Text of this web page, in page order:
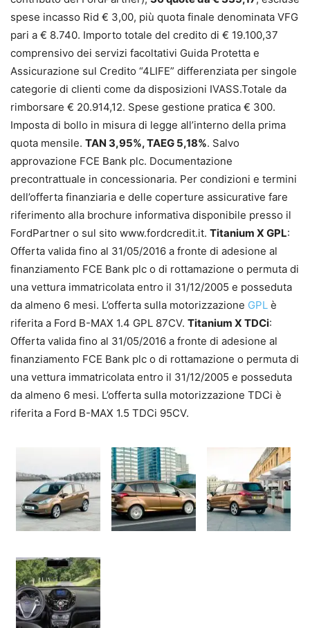
spese incasso Rid € 3,00, più quota finale denominata VFG
pari a € 8.740. Importo totale del credito di € 19.100,37
comprensivo dei servizi facoltativi Guida Protetta e
Assicurazione sul Credito “4LIFE” differenziata per singole
categorie di clienti come da disposizioni IVASS.Totale da
rimborsare € 20.914,12. Spese gestione pratica € 300.
Imposta di bollo in misura di legge all’interno della prima
quota mensile. TAN 3,95%, TAEG 5,18%. Salvo
approvazione FCE Bank plc. Documentazione
precontrattuale in concessionaria. Per condizioni e termini
dell’offerta finanziaria e delle coperture assicurative fare
riferimento alla brochure informativa disponibile presso il
FordPartner o sul sito www.fordcredit.it. Titanium X GPL:
Offerta valida fino al 31/05/2016 a fronte di adesione al
finanziamento FCE Bank plc o di rottamazione o permuta di
una vettura immatricolata entro il 31/12/2005 e posseduta
da almeno 6 mesi. L’offerta sulla motorizzazione GPL è
riferita a Ford B-MAX 1.4 GPL 87CV. Titanium X TDCi:
Offerta valida fino al 31/05/2016 a fronte di adesione al
finanziamento FCE Bank plc o di rottamazione o permuta di
una vettura immatricolata entro il 31/12/2005 e posseduta
da almeno 6 mesi. L’offerta sulla motorizzazione TDCi è
riferita a Ford B-MAX 1.5 TDCi 95CV.